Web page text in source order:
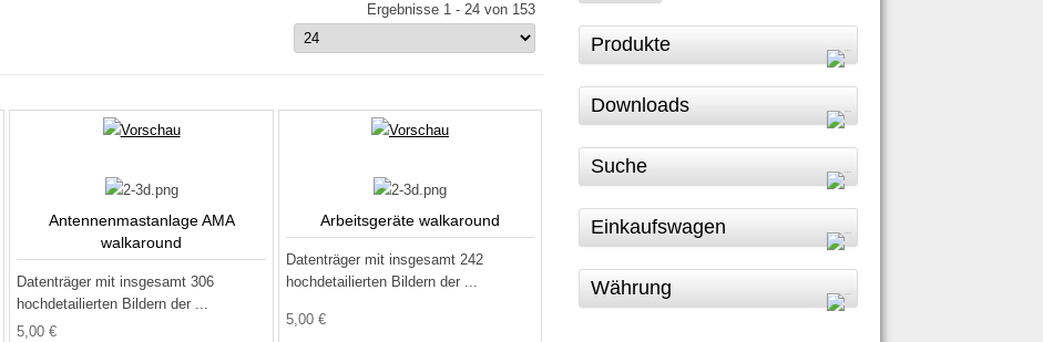
Ergebnisse 1 - 24 von 153
Antennenmastanlage AMA
walkaround
Datenträger mit insgesamt 306
hochdetailierten Bildern der ...
5,00 €
Arbeitsgeräte walkaround
Datenträger mit insgesamt 242
hochdetailierten Bildern der ...
5,00 €
Produkte
Downloads
Suche
Einkaufswagen
Währung